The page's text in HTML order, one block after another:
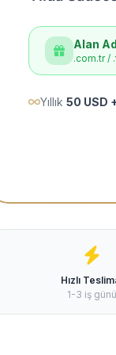
Alan
.com.tr /
Yıllık 50 USD
Hızlı
1-3 iş günü